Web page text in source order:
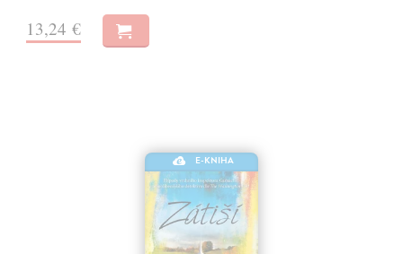
13,24 €
E-KNIHA